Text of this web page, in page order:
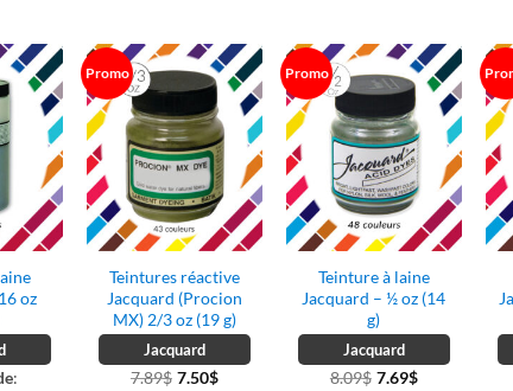
oz
:
Promo
Teintures réactive
Jacquard (Procion
MX) 2/3 oz (19 g)
Jacquard
7.89$ 7.50$
Promo
Teinture à laine
Jacquard – ½ oz (14
g)
Jacquard
8.09$ 7.69$